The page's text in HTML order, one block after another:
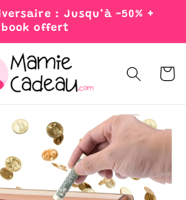
: Jusqu’à -50% +
offert
Cart